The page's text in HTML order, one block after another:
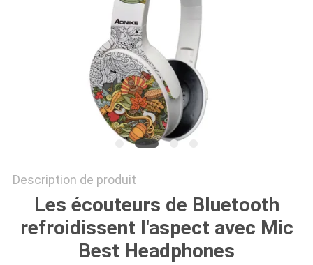
Description de produit
Les écouteurs de Bluetooth
refroidissent l'aspect avec Mic
Best Headphones